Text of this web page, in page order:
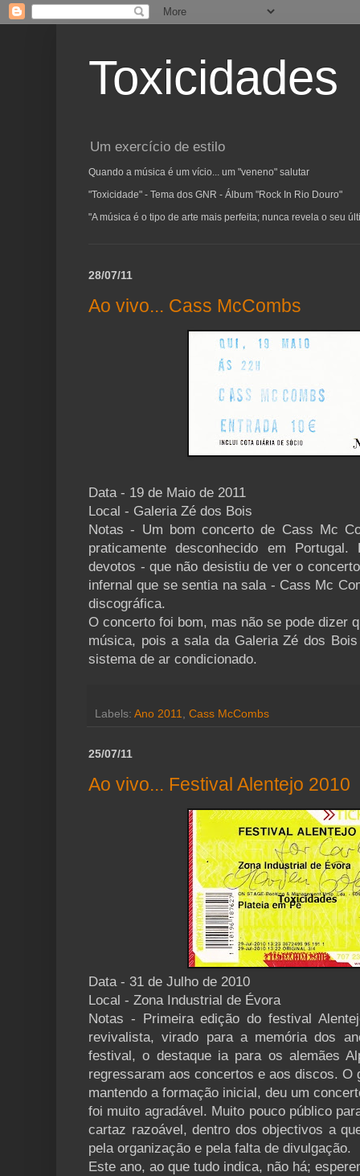
Toxicidades
Um exercício de estilo
Quando a música é um vício... um "veneno" salutar
"Toxicidade" - Tema dos GNR - Álbum "Rock In Rio Douro"
"A música é o tipo de arte mais perfeita; nunca revela o seu
28/07/11
Ao vivo... Cass McCombs
Data - 19 de Maio de 2011
Local - Galeria Zé dos Bois
Notas - Um bom concerto de Cass Mc
praticamente desconhecido em
devotos - que não desistiu de ver o
infernal que se sentia na sala - Cass Mc
discográfica.
O concerto foi bom, mas não se pode dizer
música, pois a sala da Galeria Zé dos
sistema de ar condicionado.
Labels: Ano 2011, Cass McCombs
25/07/11
Ao vivo... Festival Alentejo 2010
Data - 31 de Julho de 2010
Local - Zona Industrial de Évora
Notas - Primeira edição do festival
revivalista, virado para a memória dos
festival, o destaque ia para os alemães
regressaram aos concertos e aos discos. O
mantendo a formação inicial, deu um
foi muito agradável. Muito pouco público
cartaz razoável, dentro dos objectivos a
pela organização e pela falta de divulgação.
Este ano, ao que tudo indica, não há;